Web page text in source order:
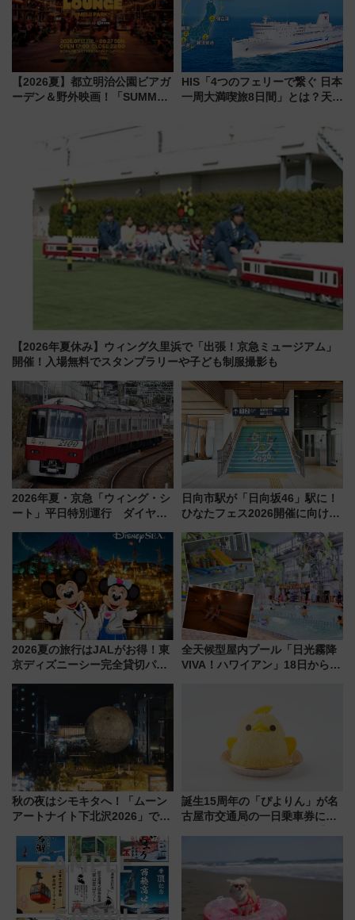
【2026夏】都立明治公園ビアガ
ーデン＆野外映画！「SUMMER
ケジュール 夜風とビール、映画
HIS「4つのフェリーで繋ぐ 日本
一周大満喫旅8日間」とは？天橋
の絶景＆限定グルメを網羅！煩
雑な手続きも不要でお手軽に楽
しめるプランが登場
【2026年夏休み】ウィング久里浜で「出張！京急ミュージアム」
開催！入場無料でスタンプラリーや子ども制服撮影も
2026年夏・京急「ウィング・シ
ート」平日特別運行 ダイヤ・
三浦海岸を堪能できるお出かけ
プランもご紹介
日向市駅が「日向坂46」駅に！
ひなたフェス2026開催に向けJR
全力応援 夜行列車「ドリーム
おひさま号」も走る
2026夏の旅行はJALがお得！東
京ディズニーシー完全貸切パー
ーン始まる 条件は「夏の国内
線に2回搭乗」
全天候型屋内プール「日光霧降
VIVA！ハワイアン」18日から営
代が一日中楽しる夏のリゾート
秋の夜はシモキタへ！「ムーン
アートナイト下北沢2026」でイ
を満喫しよう
誕生15周年の「ぴよりん」が名
古屋市交通局の一日乗車券に！